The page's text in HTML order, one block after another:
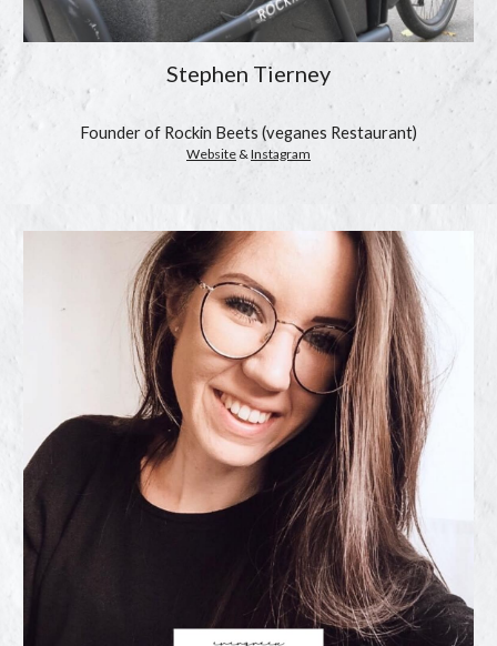
Stephen Tierney
Founder of Rockin Beets (veganes Restaurant)
Website & Instagram